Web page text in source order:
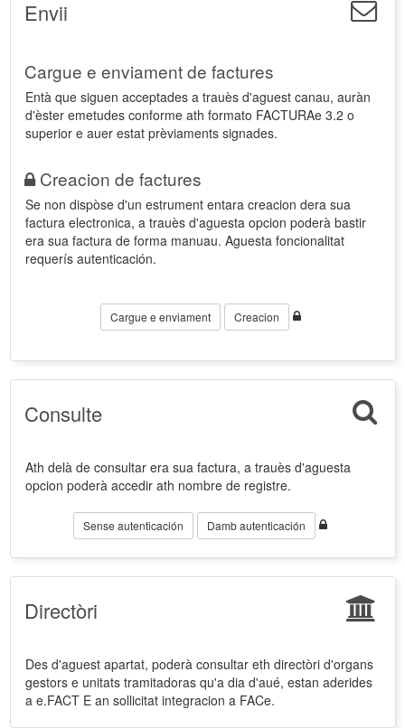
Envii
Cargue e enviament de factures
Entà que siguen acceptades a trauès d'aguest canau, auràn
d'èster emetudes conforme ath formato FACTURAe 3.2 o
superior e auer estat prèviaments signades.
Creacion de factures
Se non dispòse d'un estrument entara creacion dera sua
factura electronica, a trauès d'aguesta opcion poderà bastir
era sua factura de forma manuau. Aguesta foncionalitat
requerís autenticación.
Cargue e enviament Creacion
Consulte
Ath delà de consultar era sua factura, a trauès d'aguesta
opcion poderà accedir ath nombre de registre.
Sense autenticación Damb autenticación
Directòri
Des d'aguest apartat, poderà consultar eth directòri d'organs
gestors e unitats tramitadoras qu'a dia d'aué, estan aderides
a e.FACT E an sollicitat integracion a FACe.